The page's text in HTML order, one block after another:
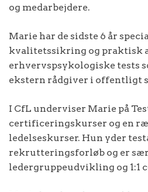
og medarbejdere.
Marie har de sidste 6 år
kvalitetssikring og praktisk
erhvervspsykologiske tests
ekstern rådgiver i offentligt
I CfL underviser Marie på
certificeringskurser og en
ledelseskurser. Hun yder
rekrutteringsforløb og er
ledergruppeudvikling og 1:1